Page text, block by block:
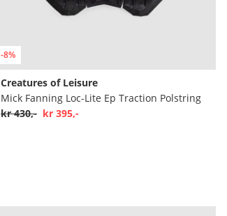
-8%
Creatures of Leisure
Mick Fanning Loc-Lite Ep Traction Polstring
kr 430,- kr 395,-